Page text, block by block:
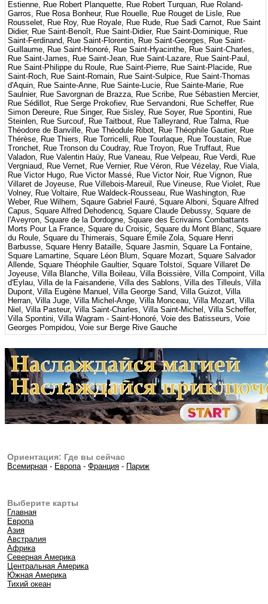
Ориентация: Где вы сейчас
Всемирная - Европа-Франция - Париж
Выберите карты
Главная
Европа
Азия
Австралия
Африка
Северная Америка
Центральная Америка
Южная Америка
Тихий океан